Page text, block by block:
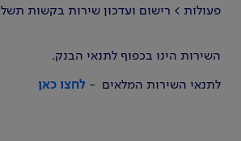
פעולות > רישום ועדכון שירות בקשות
השירות הינו בכפוף לתנאי הבנק.
לתנאי השירות המלאים - לחצו כאן